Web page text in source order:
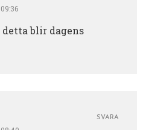
blir dagens
SVARA